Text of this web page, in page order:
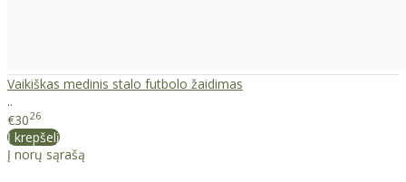
Vaikiškas medinis stalo futbolo žaidimas
..
€3026
Į krepšelį
Į norų sąrašą